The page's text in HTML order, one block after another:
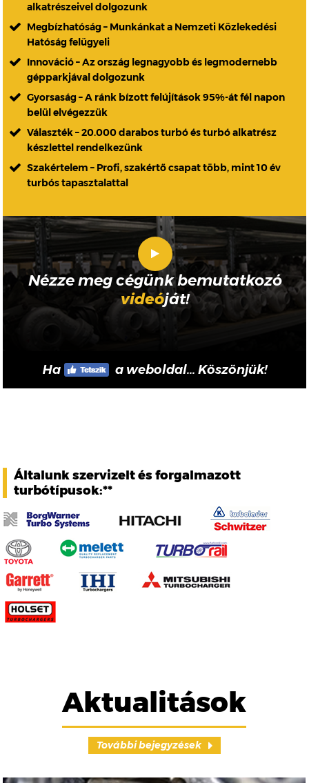
alkatrészeivel dolgozunk
Megbízhatóság – Munkánkat a Nemzeti Közlekedési
Hatóság felügyeli
Innováció – Az ország legnagyobb és legmodernebb
gépparkjával dolgozunk
Gyorsaság – A ránk bízott felújítások 95%-át fél napon
belül elvégezzük
Választék – 20.000 darabos turbó és turbó alkatrész
készlettel rendelkezünk
Szakértelem – Profi, szakértő csapat több, mint 10 év
turbós tapasztalattal
Nézze meg cégünk bemutatkozó
videóját!
Ha a weboldal... Köszönjük!
Általunk szervizelt és forgalmazott
turbótípusok:**
Aktualitások
További bejegyzések